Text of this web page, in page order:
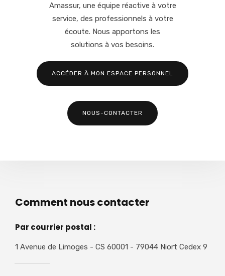
Amassur, une équipe réactive à votre
service, des professionnels à votre
écoute. Nous apportons les
solutions à vos besoins.
ACCÉDER À MON ESPACE PERSONNEL
NOUS-CONTACTER
Comment nous contacter
Par courrier postal :
1 Avenue de Limoges - CS 60001 - 79044 Niort Cedex 9